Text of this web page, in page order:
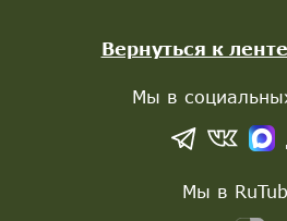
Вернуться к
Мы в
Мы в